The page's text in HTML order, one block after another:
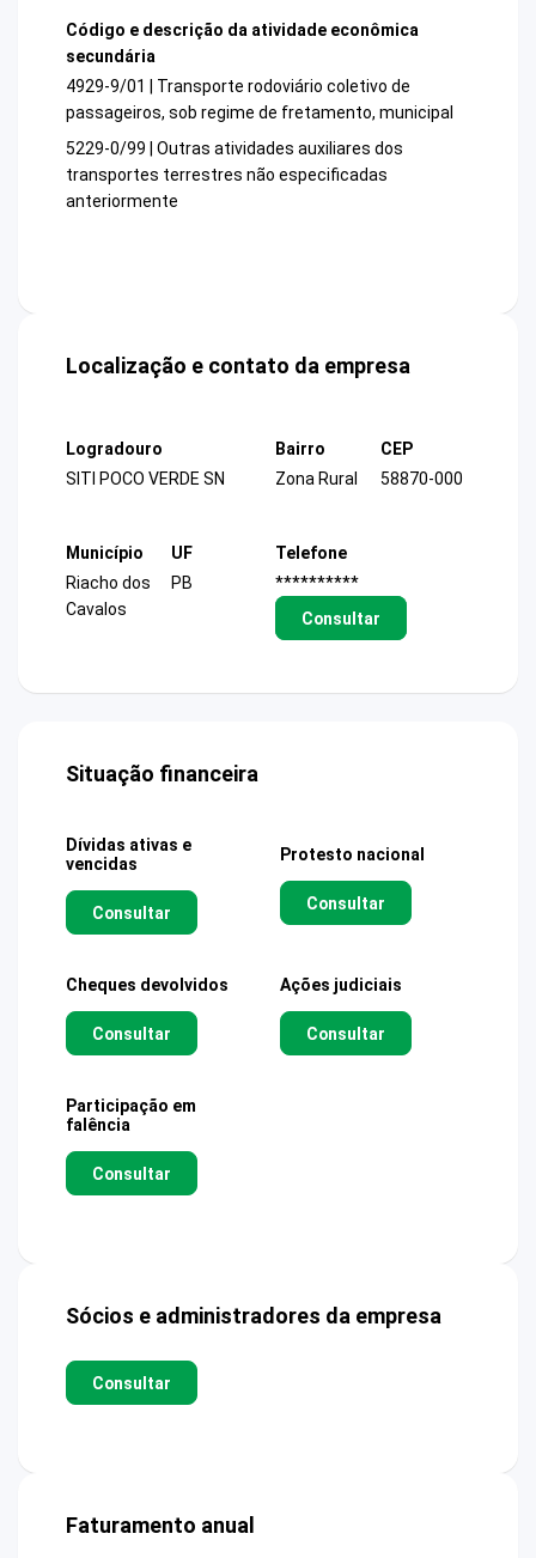
Código e descrição da atividade econômica
secundária
4929-9/01 | Transporte rodoviário coletivo de
passageiros, sob regime de fretamento, municipal
5229-0/99 | Outras atividades auxiliares dos
transportes terrestres não especificadas
anteriormente
Localização e contato da empresa
Logradouro
SITI POCO VERDE SN
Bairro
Zona Rural
CEP
58870-000
Município
Riacho dos
Cavalos
UF
PB
Telefone
**********
Consultar
Situação financeira
Dívidas ativas e
vencidas
Consultar
Protesto nacional
Consultar
Cheques devolvidos
Consultar
Ações judiciais
Consultar
Participação em
falência
Consultar
Sócios e administradores da empresa
Consultar
Faturamento anual